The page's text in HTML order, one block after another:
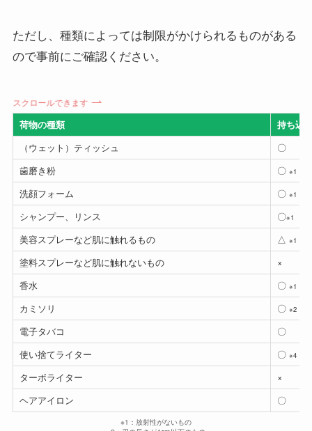
ただし、種類によっては制限がかけられるものがある
ので事前にご確認ください。
スクロールできます
荷物の種類 持ち込
（ウェット）ティッシュ
〇
歯磨き粉
〇※1
洗顔フォーム 〇※1
シャンプー、リンス 〇※1
美容スプレーなど肌に触れるもの △※1
塗料スプレーなど肌に触れないもの
×
香水
〇※1
カミソリ 〇※2
電子タバコ
〇
使い捨てライター
〇※4
ターボライター
×
ヘアアイロン
〇
※1：放射性がないもの